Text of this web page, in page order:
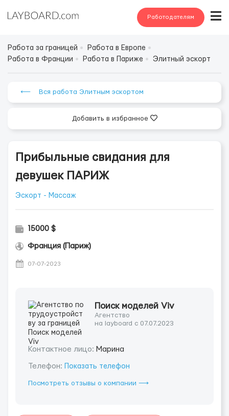
Работодателям
Работа за границей
Работа в Европе
Работа в Франции
Работа в Париже Элитный эскорт
⟵ Вся работа Элитным эскортом
Добавить в избранное
Прибыльные свидания для
девушек ПАРИЖ
Эскорт - Массаж
15000 $
Франция (Париж)
07-07-2023
Поиск моделей Viv
Агентство
на layboard с 07.07.2023
Контактное лицо: Марина
Телефон: Показать телефон
Посмотреть отзывы о компании ⟶